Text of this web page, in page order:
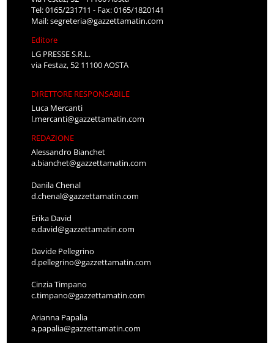
Tel: 0165/231711 - Fax: 0165/1820141
Mail:segreteria@gazzettamatin.com
Editore
LG PRESSE S.R.L.
via Festaz, 52 11100 AOSTA
DIRETTORE RESPONSABILE
Luca Mercanti
l.mercanti@gazzettamatin.com
REDAZIONE
Alessandro Bianchet
a.bianchet@gazzettamatin.com
Danila Chenal
d.chenal@gazzettamatin.com
Erika David
e.david@gazzettamatin.com
Davide Pellegrino
d.pellegrino@gazzettamatin.com
Cinzia Timpano
c.timpano@gazzettamatin.com
Arianna Papalia
a.papalia@gazzettamatin.com